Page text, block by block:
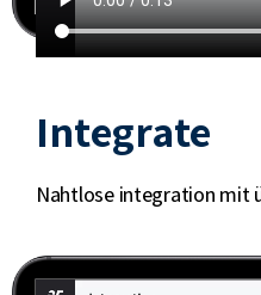
Integrate
Nahtlose integration mit